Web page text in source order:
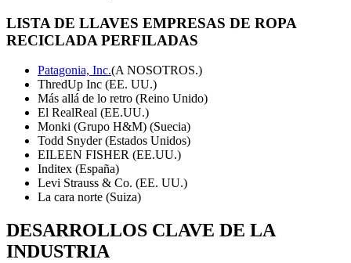
LISTA DE LLAVES EMPRESAS DE ROPA
RECICLADA PERFILADAS
Patagonia, Inc.(A NOSOTROS.)
ThredUp Inc (EE. UU.)
Más allá de lo retro (Reino Unido)
El RealReal (EE.UU.)
Monki (Grupo H&M) (Suecia)
Todd Snyder (Estados Unidos)
EILEEN FISHER (EE.UU.)
Inditex (España)
Levi Strauss & Co. (EE. UU.)
La cara norte (Suiza)
DESARROLLOS CLAVE DE LA
INDUSTRIA